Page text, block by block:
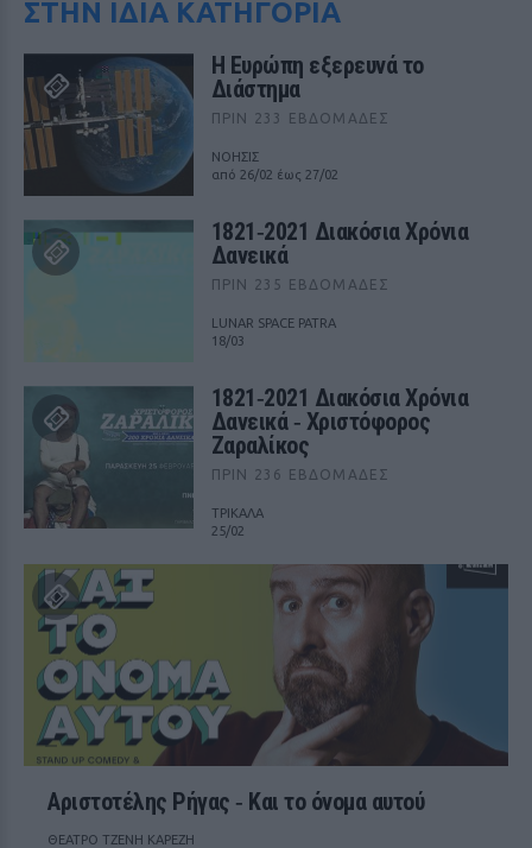
ΣΤΗΝ ΙΔΙΑ ΚΑΤΗΓΟΡΙΑ
Η Ευρώπη εξερευνά το
Διάστημα
ΠΡΙΝ 233 ΕΒΔΟΜΆΔΕΣ
ΝΟΗΣΙΣ
από 26/02 έως 27/02
1821‑2021 Διακόσια Χρόνια
Δανεικά
ΠΡΙΝ 235 ΕΒΔΟΜΆΔΕΣ
LUNAR SPACE PATRA
18/03
1821‑2021 Διακόσια Χρόνια
Δανεικά ‑ Χριστόφορος
Ζαραλίκος
ΠΡΙΝ 236 ΕΒΔΟΜΆΔΕΣ
ΤΡΙΚΑΛΑ
25/02
Αριστοτέλης Ρήγας ‑ Kαι το όνομα αυτού
ΘΕΑΤΡΟ ΤΖΕΝΗ ΚΑΡΕΖΗ